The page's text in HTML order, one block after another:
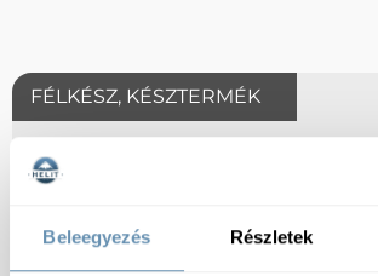
Beleegyezés Részletek
FÉLKÉSZ, KÉSZTERMÉK